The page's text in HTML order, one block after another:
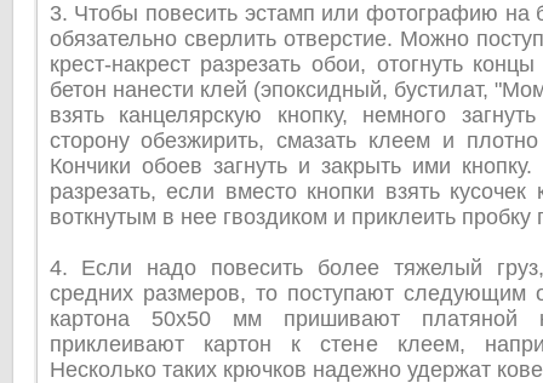
3. Чтобы повесить эстамп или фотографию на
обязательно сверлить отверстие. Можно
крест-накрест разрезать обои, отогнуть
бетон нанести клей (эпоксидный, бустилат,
взять канцелярскую кнопку, немного
сторону обезжирить, смазать клеем и
Кончики обоев загнуть и закрыть ими
разрезать, если вместо кнопки взять кусочек
воткнутым в нее гвоздиком и приклеить
4. Если надо повесить более тяжелый
средних размеров, то поступают следующим
картона 50x50 мм пришивают платяной
приклеивают картон к стене клеем,
Несколько таких крючков надежно удержат